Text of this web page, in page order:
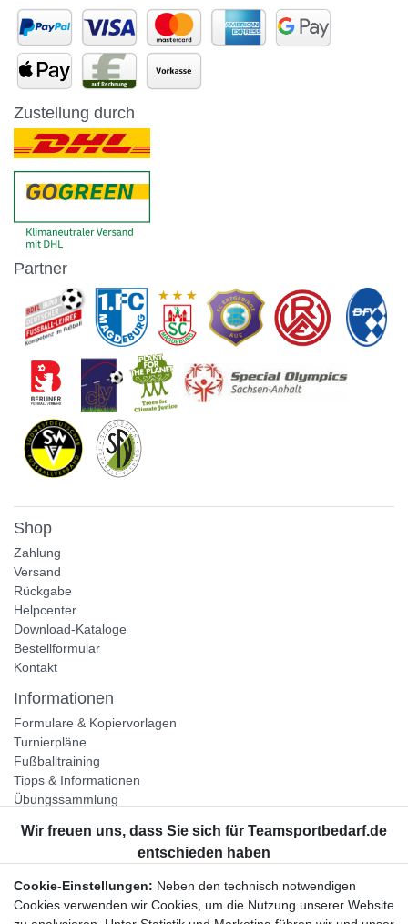
Zustellung durch
Partner
Shop
Zahlung
Versand
Rückgabe
Helpcenter
Download-Kataloge
Bestellformular
Kontakt
Informationen
Formulare & Kopiervorlagen
Turnierpläne
Fußballtraining
Tipps & Informationen
Übungssammlung
Unternehmen
Widerrufsrecht
Cookie-Einstellungen: Neben den technisch notwendigen
Cookies verwenden wir Cookies, um die Nutzung unserer Website